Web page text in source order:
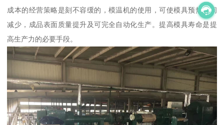
成本的经营策略是刻不容缓的，模温机的使用，可使模具预热时间
减少，成品表面质量提升及可完全自动化生产。提高模具寿命是提
高生产力的必要手段。